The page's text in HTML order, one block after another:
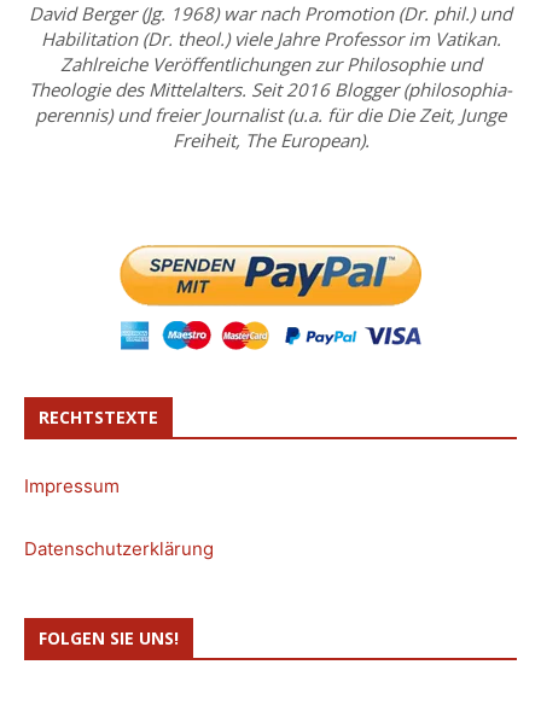
David Berger (Jg. 1968) war nach Promotion (Dr. phil.) und
Habilitation (Dr. theol.) viele Jahre Professor im Vatikan.
Zahlreiche Veröffentlichungen zur Philosophie und
Theologie des Mittelalters. Seit 2016 Blogger (philosophia-
perennis) und freier Journalist (u.a. für die Die Zeit, Junge
Freiheit, The European).
RECHTSTEXTE
Impressum
Datenschutzerklärung
FOLGEN SIE UNS!